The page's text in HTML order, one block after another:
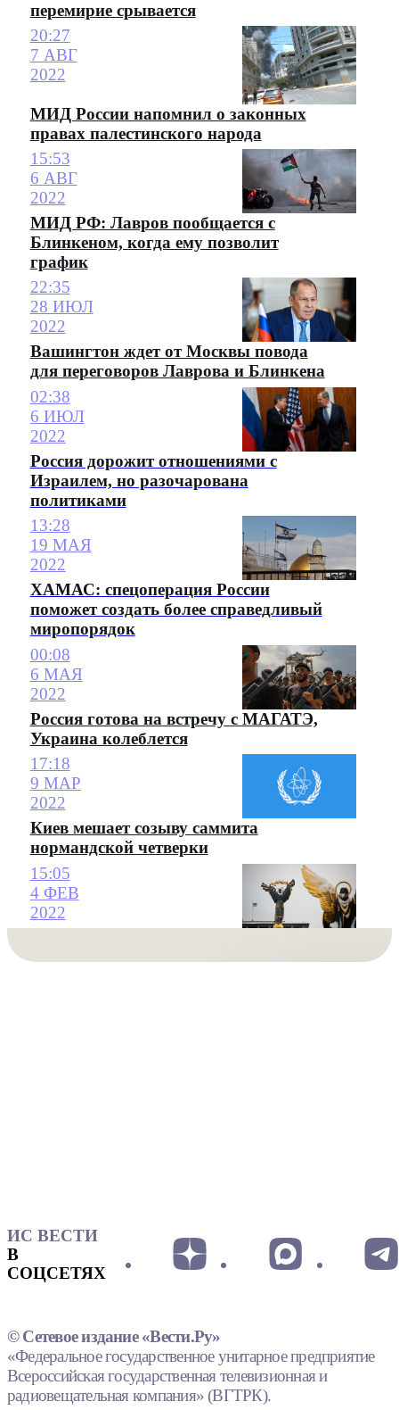
перемирие срывается
20:27
7 АВГ
2022
МИД России напомнил о законных
правах палестинского народа
15:53
6 АВГ
2022
МИД РФ: Лавров пообщается с
Блинкеном, когда ему позволит
график
22:35
28 ИЮЛ
2022
Вашингтон ждет от Москвы повода
для переговоров Лаврова и Блинкена
02:38
6 ИЮЛ
2022
Россия дорожит отношениями с
Израилем, но разочарована
политиками
13:28
19 МАЯ
2022
ХАМАС: спецоперация России
поможет создать более справедливый
миропорядок
00:08
6 МАЯ
2022
Россия готова на встречу с МАГАТЭ,
Украина колеблется
17:18
9 МАР
2022
Киев мешает созыву саммита
нормандской четверки
15:05
4 ФЕВ
2022
ИС ВЕСТИ
В
СОЦСЕТЯХ
© Сетевое издание «Вести.Ру»
«Федеральное государственное унитарное предприятие
Всероссийская государственная телевизионная и
радиовещательная компания» (ВГТРК).